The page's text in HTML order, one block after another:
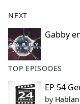
NEXT
Gabby
TOP EPISODES
EP 54
by